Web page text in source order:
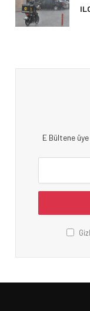
E Bültene